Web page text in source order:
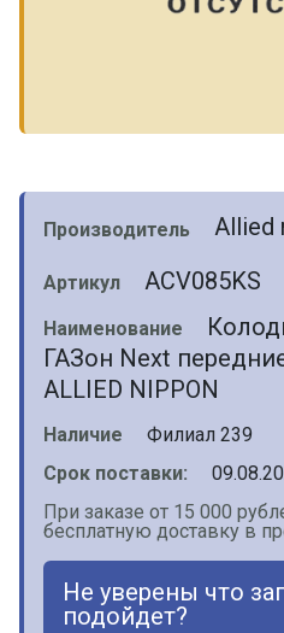
Производитель Allied
Артикул ACV085KS
Наименование
ГАЗон Next
ALLIED NIPPON
Наличие
Филиал 239
Срок поставки:
При заказе от 15 000
бесплатную доставку в
Не уверены что
подойдет?